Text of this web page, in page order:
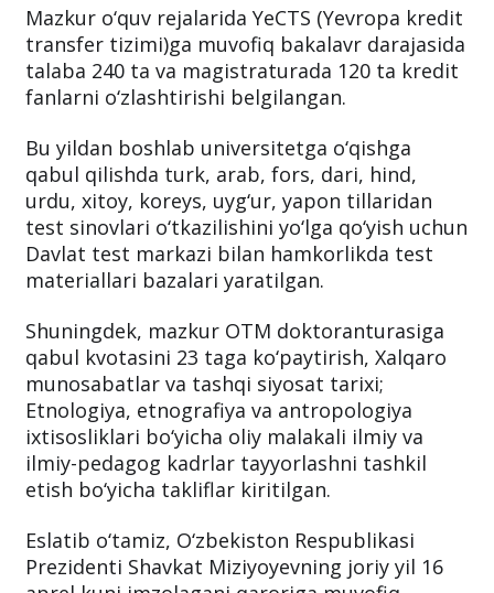
maqsadida yangi o‘quv rejalari ishlab
chiqilgan.
Mazkur o‘quv rejalarida YeCTS (Yevropa kredit
talaba 240 ta va magistraturada 120 ta kredit
fanlarni o‘zlashtirishi belgilangan.
Bu yildan boshlab universitetga o‘qishga
qabul qilishda turk, arab, fors, dari, hind,
urdu, xitoy, koreys, uyg‘ur, yapon tillaridan
Davlat test markazi bilan hamkorlikda test
materiallari bazalari yaratilgan.
Shuningdek, mazkur OTM doktoranturasiga
qabul kvotasini 23 taga ko‘paytirish, Xalqaro
munosabatlar va tashqi siyosat tarixi;
Etnologiya, etnografiya va antropologiya
ilmiy-pedagog kadrlar tayyorlashni tashkil
etish bo‘yicha takliflar kiritilgan.